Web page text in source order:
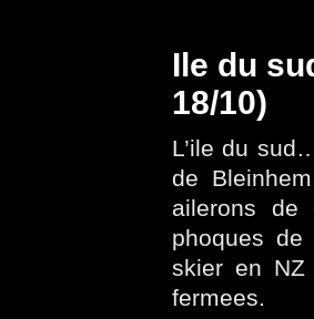
Ile du
18/10)
L’ile du
de
ailerons de
phoques de
skier en NZ
fermees.